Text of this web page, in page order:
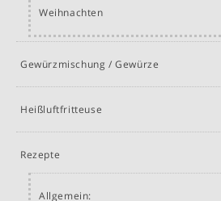
Weihnachten
Gewürzmischung / Gewürze
Heißluftfritteuse
Rezepte
Allgemein: